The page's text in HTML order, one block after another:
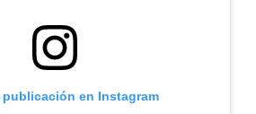
publicación en Instagram